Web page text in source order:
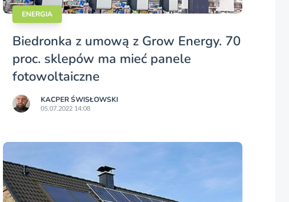
ENERGIA
Biedronka z umową z Grow Energy. 70
proc. sklepów ma mieć panele
fotowoltaiczne
KACPER ŚWISŁO­WSKI
05.07.2022 14:08